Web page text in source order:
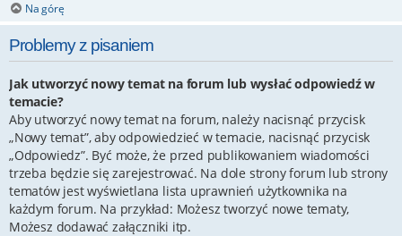
Na górę
Problemy z pisaniem
Jak utworzyć nowy temat na forum lub wysłać odpowiedź w
temacie?
Aby utworzyć nowy temat na forum, należy nacisnąć przycisk
„Nowy temat”, aby odpowiedzieć w temacie, nacisnąć przycisk
„Odpowiedz”. Być może, że przed publikowaniem wiadomości
trzeba będzie się zarejestrować. Na dole strony forum lub strony
tematów jest wyświetlana lista uprawnień użytkownika na
każdym forum. Na przykład: Możesz tworzyć nowe tematy,
Możesz dodawać załączniki itp.